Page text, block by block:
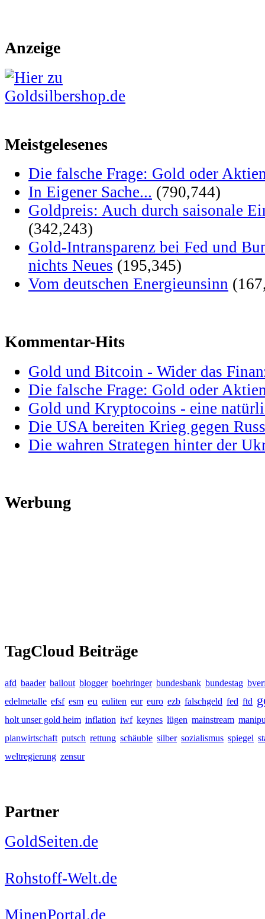
Anzeige
Meistgelesenes
Die falsche Frage: Gold oder
In Eigener Sache... (790,744)
Goldpreis: Auch durch saisonale
(342,243)
Gold-Intransparenz bei Fed und
nichts Neues (195,345)
Vom deutschen Energieunsinn
Kommentar-Hits
Gold und Bitcoin - Wider das
Die falsche Frage: Gold oder
Gold und Kryptocoins - eine
Die USA bereiten Krieg gegen
Die wahren Strategen hinter der
Werbung
TagCloud Beiträge
afd baader bailout blogger boehringer bundesbank bundestag
edelmetalle efsf esm eu euliten eur euro ezb falschgeld fed ftd
holt unser gold heim inflation iwf keynes lügen mainstream
planwirtschaft putsch rettung schäuble silber sozialismus spiegel
weltregierung zensur
Partner
GoldSeiten.de
Rohstoff-Welt.de
MinenPortal.de